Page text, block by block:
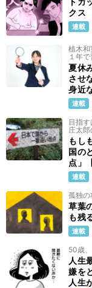
クス
連載
植木和
１年で
夏休
させ
身近
連載
目指
庄太
もし
国の
点」
連載
孤独の
草葉
も残
連載
50歳
人生
嫌を
人生